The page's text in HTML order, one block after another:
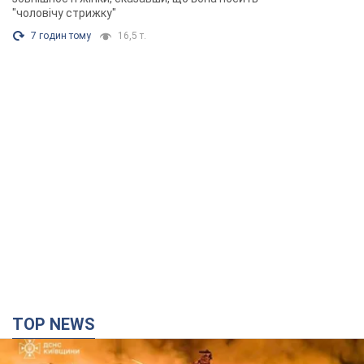
"чоловічу стрижку"
7 годин тому 16,5 т.
TOP NEWS